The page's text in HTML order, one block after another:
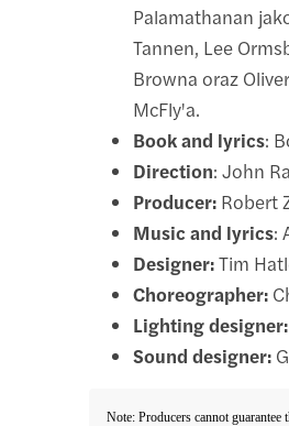
Palamathanan
Tannen, Lee
Browna oraz
McFly'a.
Book and lyrics:
Direction: John
Producer: Robert
Music and lyrics:
Designer:Tim
Choreographer:
Lighting designer:
Sound designer:
Note: Producers cannot